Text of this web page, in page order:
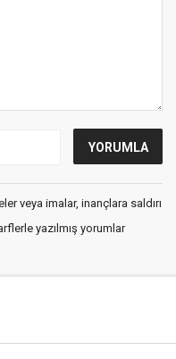
veya imalar, inançlara saldırı
yazılmış yorumlar